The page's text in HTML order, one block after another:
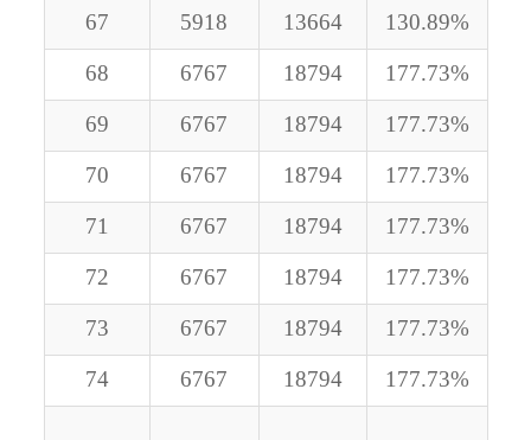
67 5918 13664 130.89%
68 6767 18794 177.73%
69 6767 18794 177.73%
70 6767 18794 177.73%
71 6767 18794 177.73%
72 6767 18794 177.73%
73 6767 18794 177.73%
74 6767 18794 177.73%